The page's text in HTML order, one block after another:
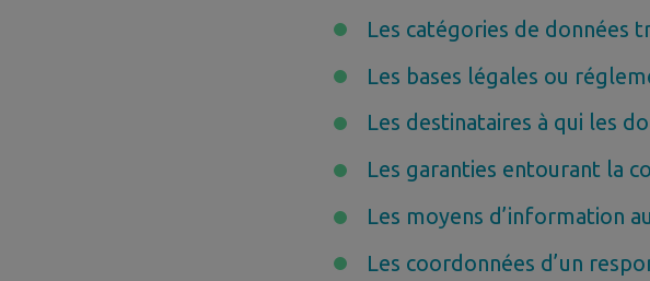
Les catégories de données
Les bases légales ou
Les destinataires à qui les
Les garanties entourant la
Les moyens d’information
Les coordonnées d’un